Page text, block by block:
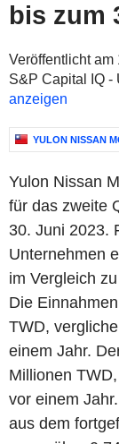
bis zum
Veröffentlicht am
S&P Capital IQ -
anzeigen
YULON NISSAN
Yulon Nissan
für das zweite
30. Juni 2023.
Unternehmen
im Vergleich
Die
TWD,
einem Jahr.
Millionen
vor einem
aus dem